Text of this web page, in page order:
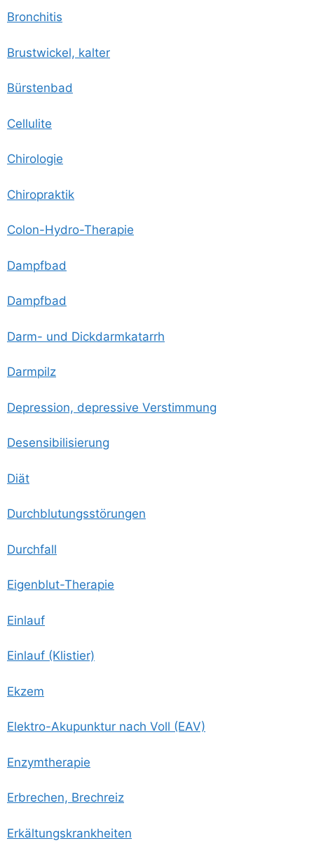
Bron­chi­tis
Brust­wi­ckel, kalter
Bürs­ten­bad
Cel­lu­li­te
Chi­ro­lo­gie
Chi­ro­prak­tik
Colon-Hydro-The­ra­pie
Dampf­bad
Dampf­bad
Darm- und Dickdarmkatarrh
Darm­pilz
Depres­si­on, depres­si­ve Verstimmung
Desen­si­bi­li­sie­rung
Diät
Durch­blu­tungs­stö­run­gen
Durch­fall
Eigen­blut-The­ra­pie
Ein­lauf
Ein­lauf (Klis­tier)
Ekzem
Elek­tro-Aku­punk­tur nach Voll (EAV)
Enzym­the­ra­pie
Erbre­chen, Brechreiz
Erkäl­tungs­krank­hei­ten